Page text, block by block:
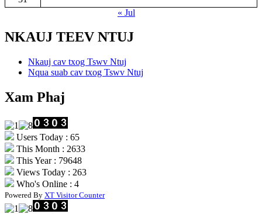
« Jul
NKAUJ TEEV NTUJ
Nkauj cav txog Tswv Ntuj
Nqua suab cav txog Tswv Ntuj
Xam Phaj
Users Today : 65
This Month : 2633
This Year : 79648
Views Today : 263
Who's Online : 4
Powered By XT Visitor Counter